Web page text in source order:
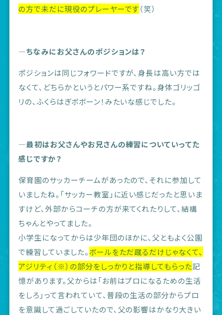
の方で未だに現役のプレーヤーです（笑）
―ちなみにお父さんのポジションは？
ポジションは同じフォワードですが、身長は高い方では
なくて、どちらかというとパワー系ですね。身体ゴリッゴ
リの、ふくらはぎボボーン！みたいな感じでした。
―最初はお父さんやお兄さんの練習についていってた
感じですか？
保育園のサッカーチームがあったので、それに参加して
いましたね。「サッカー教室」に近い感じだったと思いま
すけど、外部からコーチの方が来てくれたりして、結構
ちゃんとやってました。
小学生になってからは少年団のほかに、父ともよく公園
で練習していました。ボールをただ蹴るだけじゃなくて、
アジリティ（※）の部分をしっかりと指導してもらった記
憶があります。父からは「お前はプロになるための生活
をしろ」って言われていて、普段の生活の部分からプロ
を意識して過ごしていたので、父の影響はかなり大きい